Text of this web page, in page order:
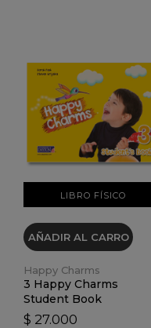
LIBRO FÍSICO
VER DETALLES
AÑADIR AL CARRO
Happy Charms
3 Happy Charms
Student Book
$ 27.000